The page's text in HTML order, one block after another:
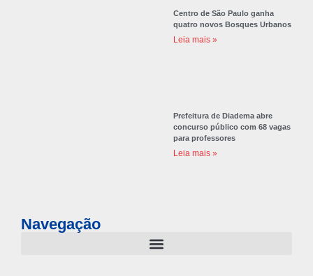
Centro de São Paulo ganha
quatro novos Bosques Urbanos
Leia mais »
Prefeitura de Diadema abre
concurso público com 68 vagas
para professores
Leia mais »
Navegação